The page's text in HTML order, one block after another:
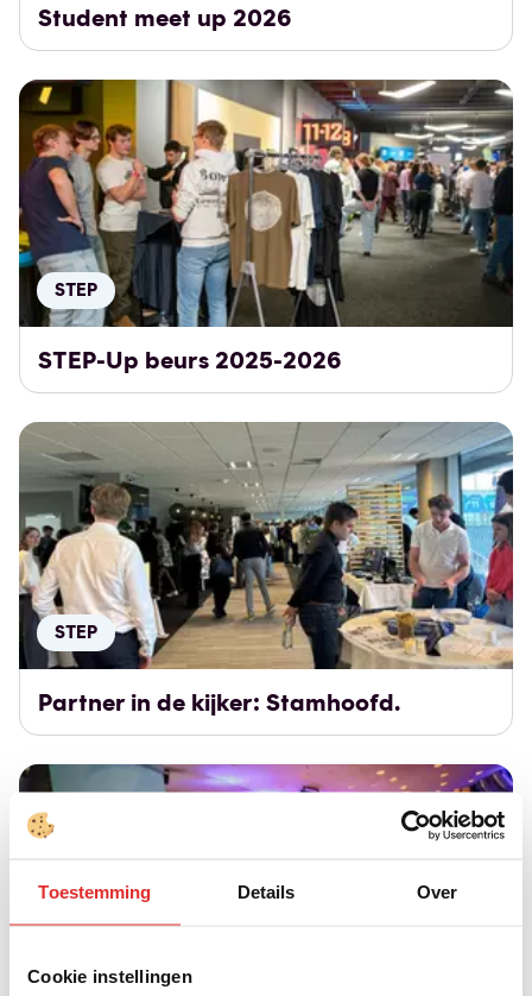
Toestemming Details Over
Cookie instellingen
Student meet up 2026
STEP
STEP-Up beurs 2025-2026
STEP
Partner in de kijker: Stamhoofd.
Plankgas Pop-up